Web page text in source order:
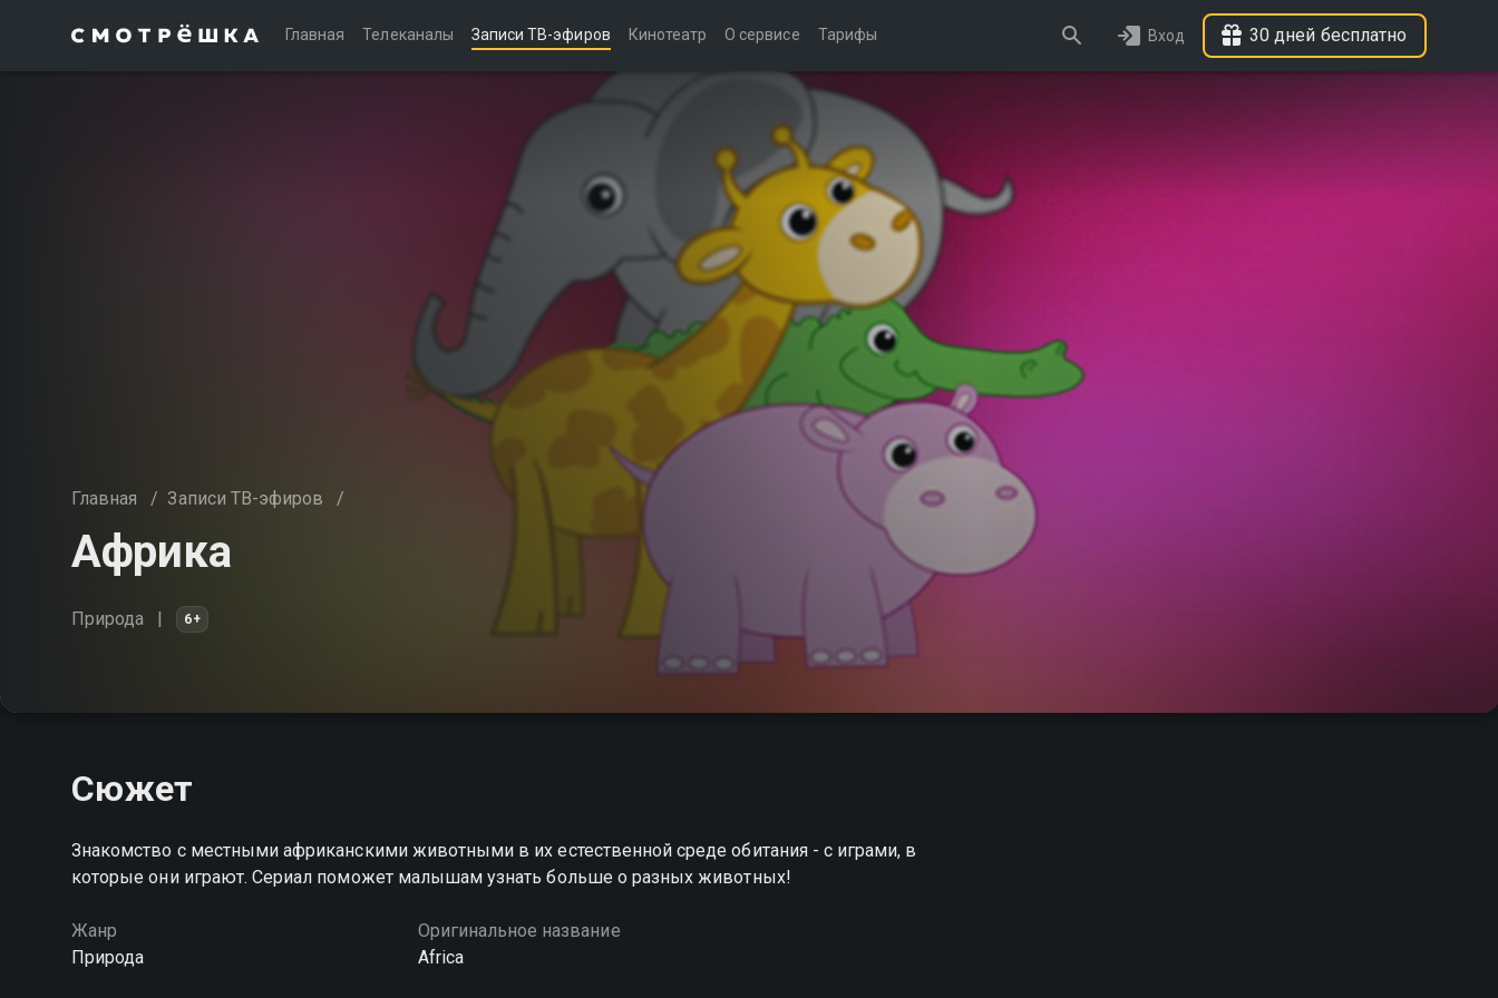
Главная Телеканалы Записи ТВ-эфиров Кинотеатр О сервисе Тарифы Вход 30 дней бесплатно
Главная / Записи ТВ-эфиров /
Африка
Природа 6+
Сюжет
Знакомство с местными африканскими животными в их естественной среде обитания - с играми, в
которые они играют. Сериал поможет малышам узнать больше о разных животных!
Жанр
Природа
Оригинальное название
Africa